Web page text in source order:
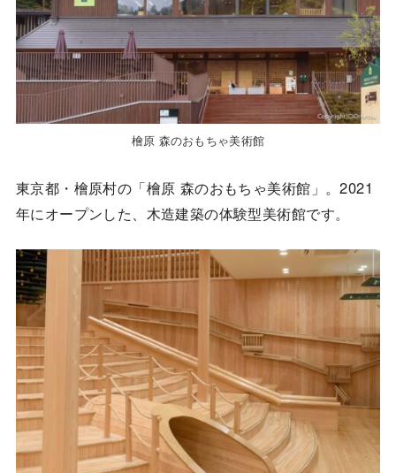
檜原 森のおもちゃ美術館
東京都・檜原村の「檜原 森のおもちゃ美術館」。2021
年にオープンした、木造建築の体験型美術館です。